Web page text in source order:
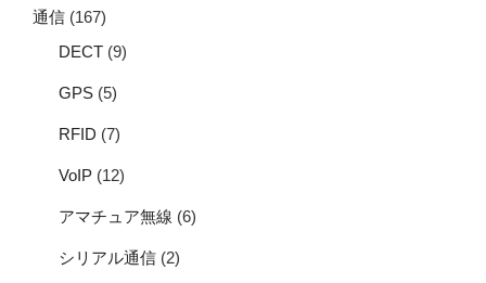
通信 (167)
DECT (9)
GPS (5)
RFID (7)
VoIP (12)
アマチュア無線 (6)
シリアル通信 (2)